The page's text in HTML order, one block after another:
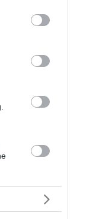
may click to
party tags to
below Google